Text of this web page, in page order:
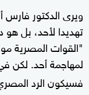
ويرى الدكتور
تهديدا لأحد، بل هو
"القوات المصرية
لمهاجمة أحد. لكن
فسيكون الرد